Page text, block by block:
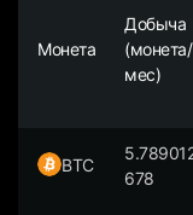
Монета
Добыча
(монета/
мес)
BTC
678